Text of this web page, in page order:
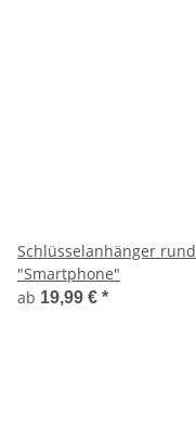
Schlüsselanhänger rund
"Smartphone"
ab 19,99 € *